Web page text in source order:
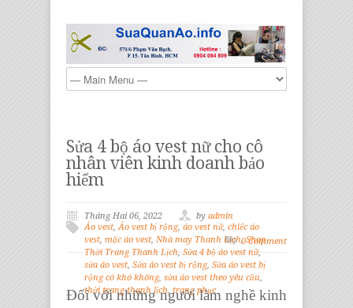
Sửa 4 bộ áo vest nữ cho cô
nhân viên kinh doanh bảo
hiểm
Tháng Hai 06, 2022 by admin
Áo vest,Áo vest bị rộng, áo vest nữ, chiếc áo
vest, mặc áo vest, Nhà may Thanh Lịch,Shop
Thời Trang Thanh Lịch, Sửa 4 bộ áo vest nữ,
sửa áo vest, Sửa áo vest bị rộng, Sửa áo vest bị
rộng có khó không, sửa áo vest theo yêu cầu,
thời trang thanh lịch, trang phục
0 Comment
Đối với những người làm nghề kinh